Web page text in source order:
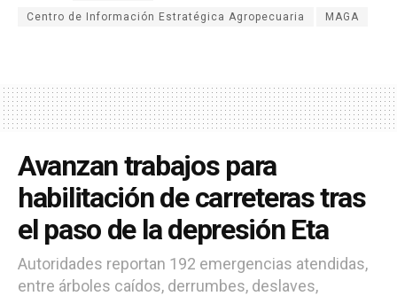
Centro de Información Estratégica Agropecuaria MAGA
Avanzan trabajos para
habilitación de carreteras tras
el paso de la depresión Eta
Autoridades reportan 192 emergencias atendidas,
entre árboles caídos, derrumbes, deslaves,